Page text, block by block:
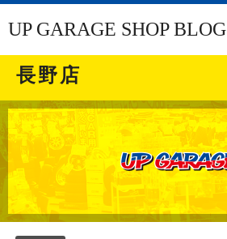
UP GARAGE SHOP BLOG
長野店